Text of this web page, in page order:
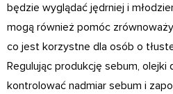
będzie wyglądać jędrniej i
mogą również pomóc
co jest korzystne dla osób o
Regulując produkcję sebum,
kontrolować nadmiar sebum i